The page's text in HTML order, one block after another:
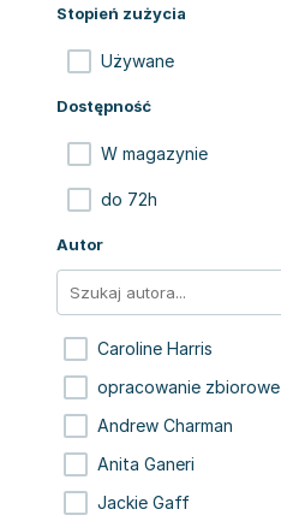
Stopień zużycia
Używane
Dostępność
W magazynie
do 72h
Autor
Caroline Harris
opracowanie zbiorowe
Andrew Charman
Anita Ganeri
Jackie Gaff